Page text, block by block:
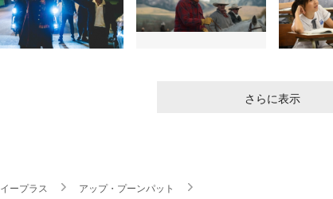
さらに表示
イープラス
アップ・プーンパット